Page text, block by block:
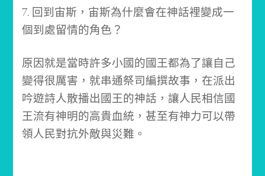
7. 回到宙斯，宙斯為什麼會在神話裡變成一
個到處留情的角色？
原因就是當時許多小國的國王都為了讓自己
變得很厲害，就串通祭司編撰故事，在派出
吟遊詩人散播出國王的神話，讓人民相信國
王流有神明的高貴血統，甚至有神力可以帶
領人民對抗外敵與災難。